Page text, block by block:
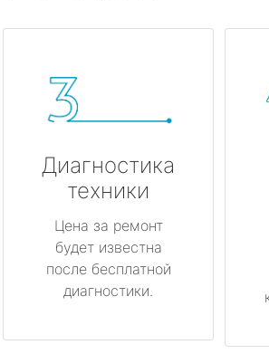
Диагностика
техники
Цена за ремонт
будет известна
после бесплатной
диагностики.